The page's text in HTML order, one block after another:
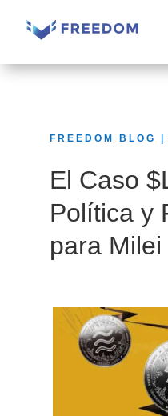
FREEDOM BLOG
El Caso
Política y
para Milei